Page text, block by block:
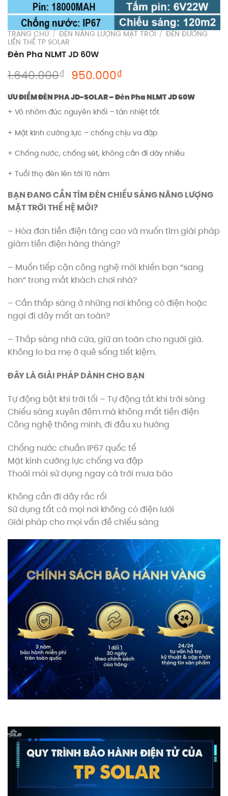
TRANG CHỦ / ĐÈN NĂNG LƯỢNG MẶT TRỜI / ĐÈN ĐƯỜNG
LIỀN THỂ TP SOLAR
Đèn Pha NLMT JD 60W
1.640.000₫ Giá
là:
1.640.000₫.
950.000₫
tại
là:
ƯU ĐIỂM ĐÈN PHA JD-SOLAR – Đèn Pha NLMT JD 60W
+ Vỏ nhôm đúc nguyên khối – tản nhiệt tốt
+ Mặt kính cường lực – chống chịu va đập
+ Chống nước, chống sét, không cần đi dây nhiều
+ Tuổi thọ đèn lên tới 10 năm
BẠN ĐANG CẦN TÌM ĐÈN CHIẾU SÁNG NĂNG LƯỢNG
MẶT TRỜI THẾ HỆ MỚI?
– Hóa đơn tiền điện tăng cao và muốn tìm giải pháp
giảm tiền điện hàng tháng?
– Muốn tiếp cận công nghệ mới khiến bạn “sang
hơn” trong mắt khách chơi nhà?
– Cần thắp sáng ở những nơi không có điện hoặc
ngại đi dây mất an toàn?
– Thắp sáng nhà cửa, giữ an toàn cho người già.
Không lo ba mẹ ở quê sống tiết kiệm.
ĐÂY LÀ GIẢI PHÁP DÀNH CHO BẠN
Tự động bật khi trời tối – Tự động tắt khi trời sáng
Chiếu sáng xuyên đêm mà không mất tiền điện
Công nghệ thông minh, đi đầu xu hướng
Chống nước chuẩn IP67 quốc tế
Mặt kính cường lực chống va đập
Thoải mái sử dụng ngay cả trời mưa bão
Không cần đi dây rắc rối
Sử dụng tất cả mọi nơi không có điện lưới
Giải pháp cho mọi vấn đề chiếu sáng